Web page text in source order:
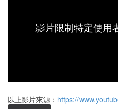
影片限制特定使用
以上影片來源： https://